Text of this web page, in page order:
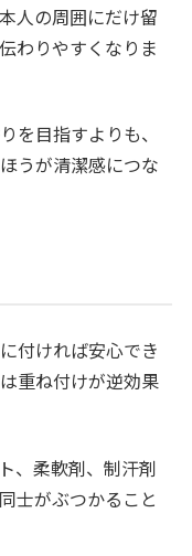
人の周囲にだけ留
わりやすくなりま
を目指すよりも、
うが清潔感につな
付ければ安心でき
重ね付けが逆効果
、柔軟剤、制汗剤
士がぶつかること